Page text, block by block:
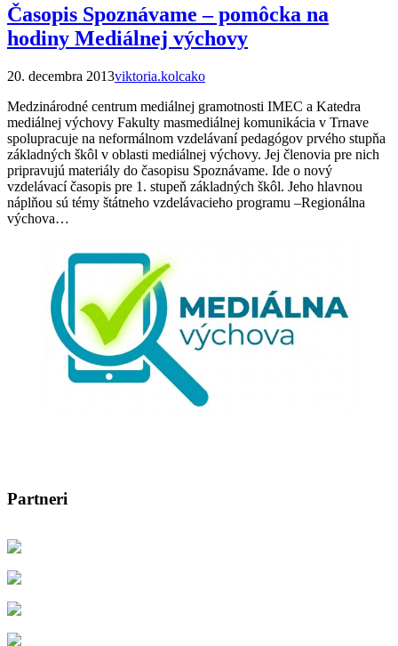
Časopis Spoznávame – pomôcka na
hodiny Mediálnej výchovy
20. decembra 2013viktoria.kolcako
Medzinárodné centrum mediálnej gramotnosti IMEC a Katedra
mediálnej výchovy Fakulty masmediálnej komunikácia v Trnave
spolupracuje na neformálnom vzdelávaní pedagógov prvého stupňa
základných škôl v oblasti mediálnej výchovy. Jej členovia pre nich
pripravujú materiály do časopisu Spoznávame. Ide o nový
vzdelávací časopis pre 1. stupeň základných škôl. Jeho hlavnou
náplňou sú témy štátneho vzdelávacieho programu –Regionálna
výchova…
Partneri